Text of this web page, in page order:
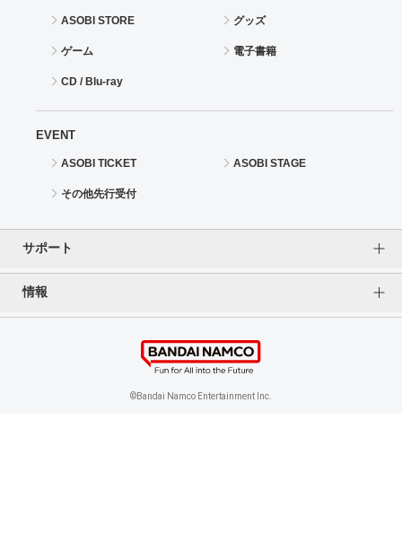
ASOBI STORE グッズ
ゲーム 電子書籍
CD / Blu-ray
EVENT
ASOBI TICKET ASOBI STAGE
その他先行受付
サポート
情報
個人情報保護方針
特定商取引法に基づく表記 企業情報
©Bandai Namco Entertainment Inc.